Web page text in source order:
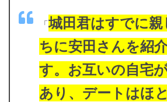
「城田君はすでに親
ちに安田さんを紹
す。お互いの自宅
あり、デートはほ